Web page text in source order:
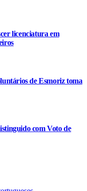
licenciatura em
de Esmoriz toma
com Voto de